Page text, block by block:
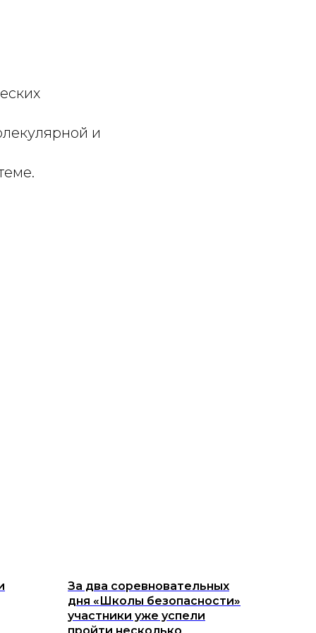
и
За два соревновательных
дня «Школы безопасности»
участники уже успели
пройти несколько